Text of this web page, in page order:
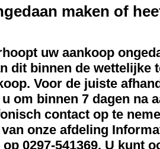
maken of
uw aankoop
dit binnen de wettelijke
Voor de juiste
om binnen 7 dagen na
contact op te
onze afdeling
0297-541369. U kunt